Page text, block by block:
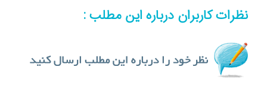
نظرات کاربران درباره این مطلب :